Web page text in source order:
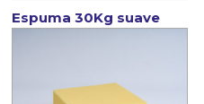
Espuma 30Kg suave